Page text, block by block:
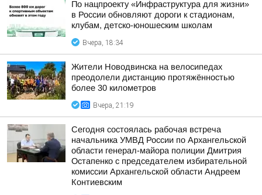
По нацпроекту «Инфраструктура для жизни»
в России обновляют дороги к стадионам,
клубам, детско-юношеским школам
Вчера, 18:34
Жители Новодвинска на велосипедах
преодолели дистанцию протяжённостью
более 30 километров
Вчера, 21:19
Сегодня состоялась рабочая встреча
начальника УМВД России по Архангельской
области генерал-майора полиции Дмитрия
Остапенко с председателем избирательной
комиссии Архангельской области Андреем
Контиевским